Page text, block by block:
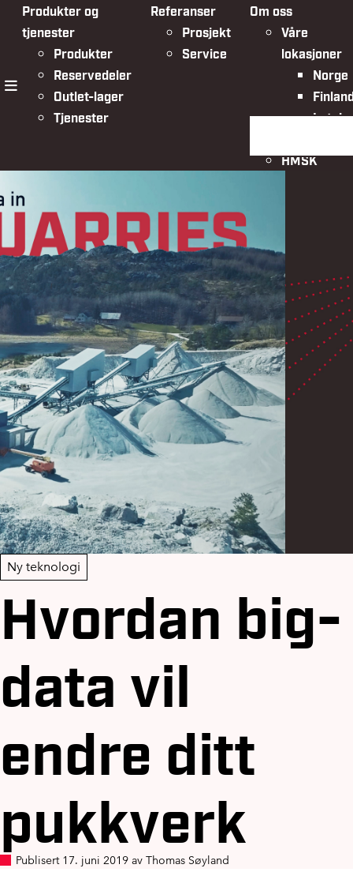
meny
Produkter og
tjenester
Produkter
Reservedeler
Outlet-lager
Tjenester
Referanser
Prosjekt
Service
Om oss
Våre
lokasjoner
Norge
Latvia
HMSK
Ny teknologi
Hvordan big-
data vil
endre ditt
pukkverk
Publisert 17. juni 2019 av Thomas Søyland